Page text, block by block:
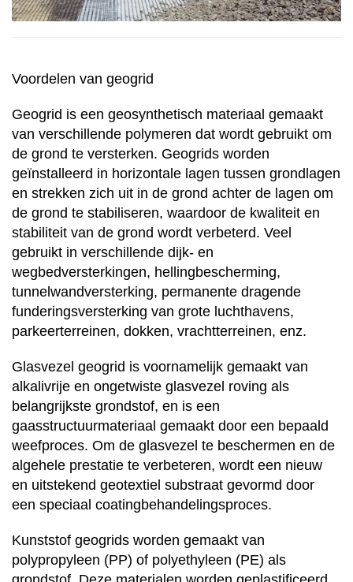
Voordelen van geogrid
Geogrid is een geosynthetisch materiaal gemaakt
van verschillende polymeren dat wordt gebruikt om
de grond te versterken. Geogrids worden
geïnstalleerd in horizontale lagen tussen grondlagen
en strekken zich uit in de grond achter de lagen om
de grond te stabiliseren, waardoor de kwaliteit en
stabiliteit van de grond wordt verbeterd. Veel
gebruikt in verschillende dijk- en
wegbedversterkingen, hellingbescherming,
tunnelwandversterking, permanente dragende
funderingsversterking van grote luchthavens,
parkeerterreinen, dokken, vrachtterreinen, enz.
Glasvezel geogrid is voornamelijk gemaakt van
alkalivrije en ongetwiste glasvezel roving als
belangrijkste grondstof, en is een
gaasstructuurmateriaal gemaakt door een bepaald
weefproces. Om de glasvezel te beschermen en de
algehele prestatie te verbeteren, wordt een nieuw
en uitstekend geotextiel substraat gevormd door
een speciaal coatingbehandelingsproces.
Kunststof geogrids worden gemaakt van
polypropyleen (PP) of polyethyleen (PE) als